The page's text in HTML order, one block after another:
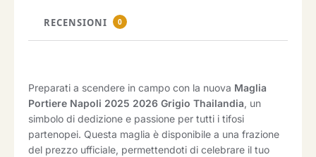
RECENSIONI 0
Preparati a scendere in campo con la nuova Maglia
Portiere Napoli 2025 2026 Grigio Thailandia, un
simbolo di dedizione e passione per tutti i tifosi
partenopei. Questa maglia è disponibile a una frazione
del prezzo ufficiale, permettendoti di celebrare il tuo